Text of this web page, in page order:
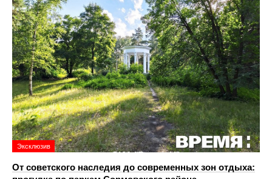
Эксклюзив
От советского наследия до современных зон отдыха: